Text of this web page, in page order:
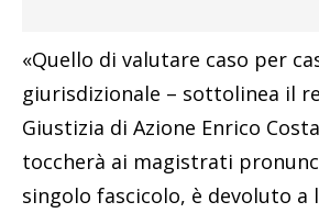
«Quello di valutare caso per
giurisdizionale – sottolinea il
Giustizia di Azione Enrico
toccherà ai magistrati
singolo fascicolo, è devoluto a